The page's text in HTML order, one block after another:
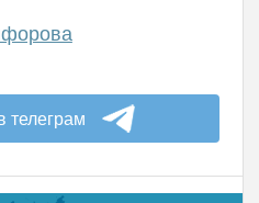
телеграм